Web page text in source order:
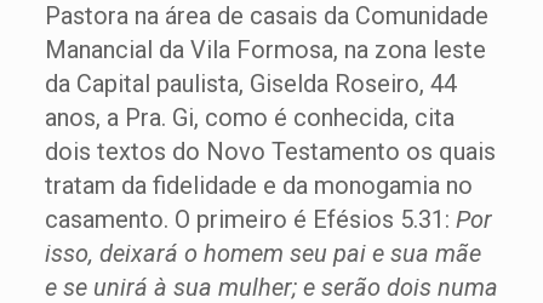
Pastora na área de casais da Comunidade
Manancial da Vila Formosa, na zona leste
da Capital paulista, Giselda Roseiro, 44
anos, a Pra. Gi, como é conhecida, cita
dois textos do Novo Testamento os quais
tratam da fidelidade e da monogamia no
casamento. O primeiro é Efésios 5.31: Por
isso, deixará o homem seu pai e sua mãe
e se unirá à sua mulher; e serão dois numa